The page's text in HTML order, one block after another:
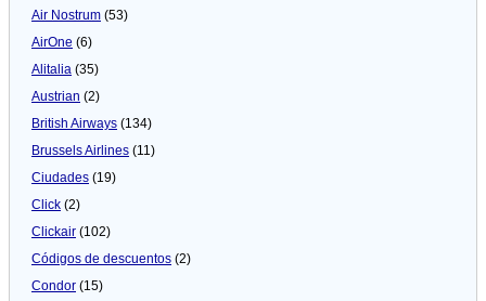
Air Nostrum (53)
AirOne (6)
Alitalia (35)
Austrian (2)
British Airways (134)
Brussels Airlines (11)
Ciudades (19)
Click (2)
Clickair (102)
Códigos de descuentos (2)
Condor (15)